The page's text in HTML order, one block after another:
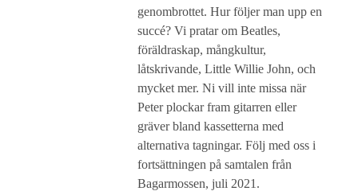
genombrottet. Hur följer man upp en
succé? Vi pratar om Beatles,
föräldraskap, mångkultur,
låtskrivande, Little Willie John, och
mycket mer. Ni vill inte missa när
Peter plockar fram gitarren eller
gräver bland kassetterna med
alternativa tagningar. Följ med oss i
fortsättningen på samtalen från
Bagarmossen, juli 2021.